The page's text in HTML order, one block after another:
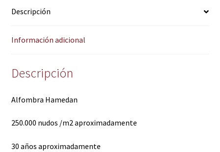
Descripción
Información adicional
Descripción
Alfombra Hamedan
250.000 nudos /m2 aproximadamente
30 años aproximadamente